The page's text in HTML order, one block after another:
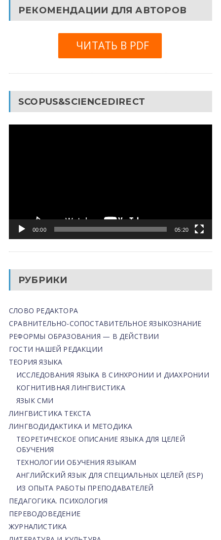
РЕКОМЕНДАЦИИ ДЛЯ АВТОРОВ
ЧИТАТЬ В PDF
SCOPUS&SCIENCEDIRECT
00:00 05:20
РУБРИКИ
СЛОВО РЕДАКТОРА
СРАВНИТЕЛЬНО-СОПОСТАВИТЕЛЬНОЕ ЯЗЫКОЗНАНИЕ
РЕФОРМЫ ОБРАЗОВАНИЯ — В ДЕЙСТВИИ
ГОСТИ НАШЕЙ РЕДАКЦИИ
ТЕОРИЯ ЯЗЫКА
ИССЛЕДОВАНИЯ ЯЗЫКА В СИНХРОНИИ И ДИАХРОНИИ
КОГНИТИВНАЯ ЛИНГВИСТИКА
ЯЗЫК СМИ
ЛИНГВИСТИКА ТЕКСТА
ЛИНГВОДИДАКТИКА И МЕТОДИКА
ТЕОРЕТИЧЕСКОЕ ОПИСАНИЕ ЯЗЫКА ДЛЯ ЦЕЛЕЙ
ОБУЧЕНИЯ
ТЕХНОЛОГИИ ОБУЧЕНИЯ ЯЗЫКАМ
АНГЛИЙСКИЙ ЯЗЫК ДЛЯ СПЕЦИАЛЬНЫХ ЦЕЛЕЙ (ESP)
ИЗ ОПЫТА РАБОТЫ ПРЕПОДАВАТЕЛЕЙ
ПЕДАГОГИКА. ПСИХОЛОГИЯ
ПЕРЕВОДОВЕДЕНИЕ
ЖУРНАЛИСТИКА